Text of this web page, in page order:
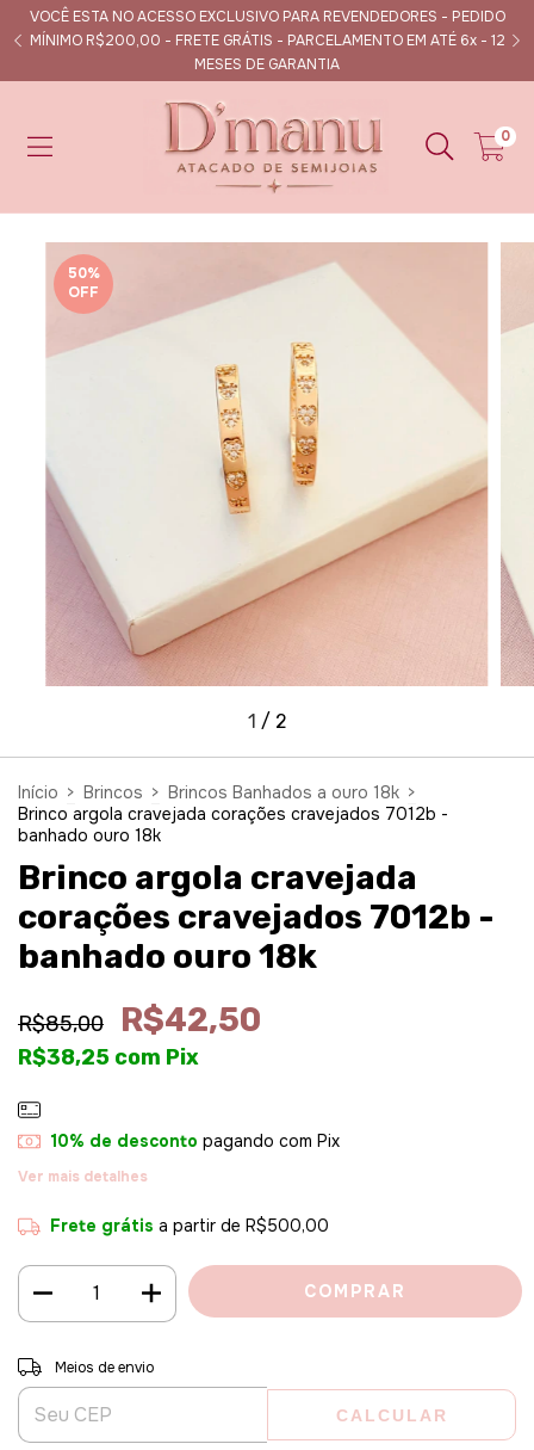
VOCÊ ESTA NO ACESSO EXCLUSIVO PARA REVENDEDORES - PEDIDO
MÍNIMO R$200,00 - FRETE GRÁTIS - PARCELAMENTO EM ATÉ 6x - 12
MESES DE GARANTIA
0
50%
OFF
1 / 2
Início > Brincos > Brincos Banhados a ouro 18k >
Brinco argola cravejada corações cravejados 7012b -
banhado ouro 18k
Brinco argola cravejada
corações cravejados 7012b -
banhado ouro 18k
R$85,00 R$42,50
R$38,25 com Pix
10% de desconto pagando com Pix
Ver mais detalhes
Frete grátis a partir de R$500,00
Entregas para o CEP:
Meios de envio
CALCULAR